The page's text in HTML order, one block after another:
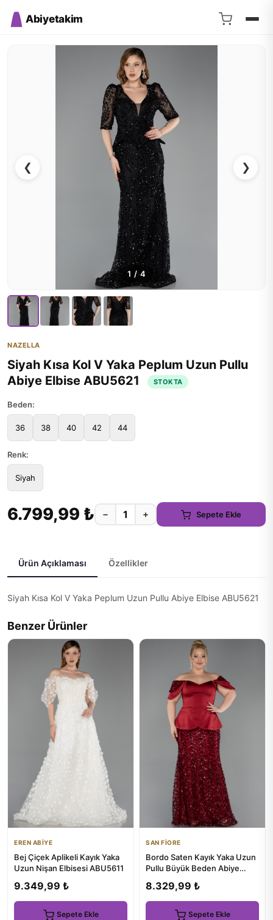
Abiyetakim
❮ ❯
1 /4
NAZELLA
Siyah Kısa Kol V Yaka Peplum Uzun Pullu
Abiye Elbise ABU5621
STOKTA
Beden:
36 38 40 42 44
Renk:
Siyah
6.799,99 ₺ − + Sepete Ekle
Ürün Açıklaması Özellikler
Siyah Kısa Kol V Yaka Peplum Uzun Pullu Abiye Elbise ABU5621
Benzer Ürünler
EREN ABİYE
Bej Çiçek Aplikeli Kayık Yaka
Uzun Nişan Elbisesi ABU5611
9.349,99 ₺
Sepete Ekle
SAN FİORE
Bordo Saten Kayık Yaka Uzun
Pullu Büyük Beden Abiye
8.329,99 ₺
Sepete Ekle